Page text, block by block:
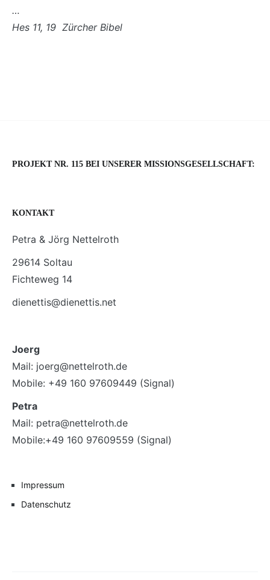
…
Hes 11, 19 Zürcher Bibel
PROJEKT NR. 115 BEI UNSERER MISSIONSGESELLSCHAFT:
KONTAKT
Petra & Jörg Nettelroth
29614 Soltau
Fichteweg 14
dienettis@dienettis.net
Joerg
Mail: joerg@nettelroth.de
Mobile: +49 160 97609449 (Signal)
Petra
Mail: petra@nettelroth.de
Mobile:+49 160 97609559 (Signal)
Impressum
Datenschutz